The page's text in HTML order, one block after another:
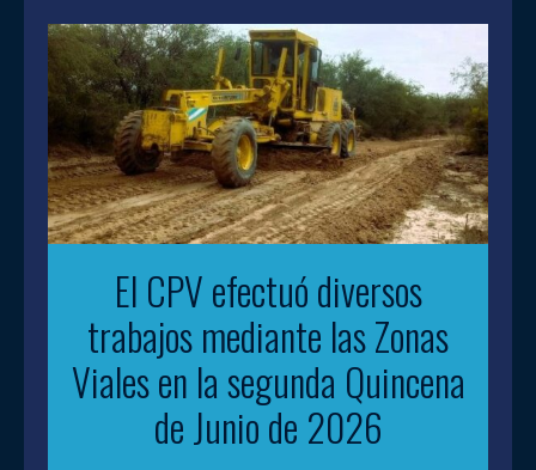
El CPV efectuó diversos
trabajos mediante las Zonas
Viales en la segunda Quincena
de Junio de 2026